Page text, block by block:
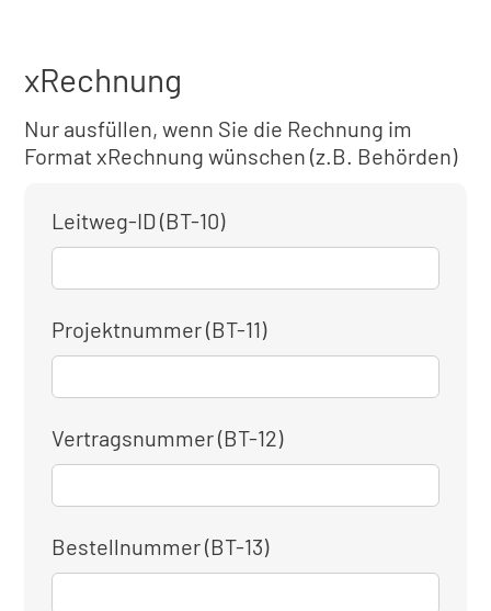
xRechnung
Nur ausfüllen, wenn Sie die Rechnung im
Format xRechnung wünschen (z.B. Behörden)
Leitweg-ID (BT-10)
Projektnummer (BT-11)
Vertragsnummer (BT-12)
Bestellnummer (BT-13)